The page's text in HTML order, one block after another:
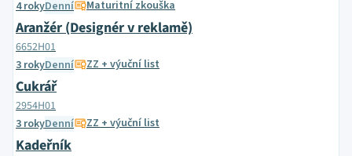
4 rokyDenní Maturitní zkouška
Aranžér (Designér v reklamě)
6652H01
3 rokyDenní ZZ + výuční list
Cukrář
2954H01
3 rokyDenní ZZ + výuční list
Kadeřník